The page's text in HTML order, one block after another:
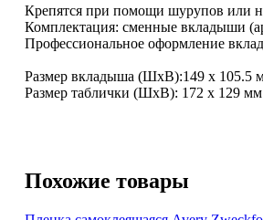
Крепятся при помощи шурупов или
Комплектация: сменные вкладыши
Профессиональное оформление
Размер вкладыша (ШхВ):149 х 105.5
Размер таблички (ШхВ): 172 х 129 мм
Похожие товары